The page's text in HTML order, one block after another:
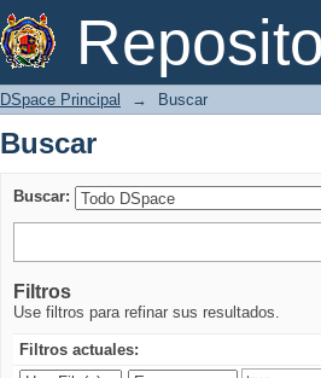
Buscar
DSpace Principal → Buscar
Buscar
Buscar:
Filtros
Use filtros para refinar sus resultados.
Filtros actuales: